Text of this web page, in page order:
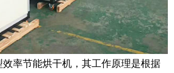
率节能烘干机，其工作原理是根据